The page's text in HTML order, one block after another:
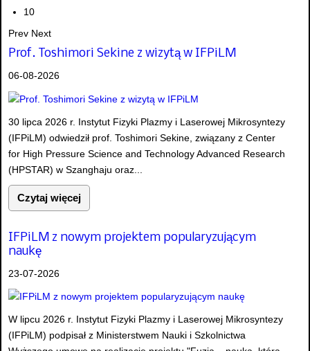
10
Prev Next
Prof. Toshimori Sekine z wizytą w IFPiLM
06-08-2026
30 lipca 2026 r. Instytut Fizyki Plazmy i Laserowej Mikrosyntezy
(IFPiLM) odwiedził prof. Toshimori Sekine, związany z Center
for High Pressure Science and Technology Advanced Research
(HPSTAR) w Szanghaju oraz...
Czytaj więcej
IFPiLM z nowym projektem popularyzującym
naukę
23-07-2026
W lipcu 2026 r. Instytut Fizyki Plazmy i Laserowej Mikrosyntezy
(IFPiLM) podpisał z Ministerstwem Nauki i Szkolnictwa